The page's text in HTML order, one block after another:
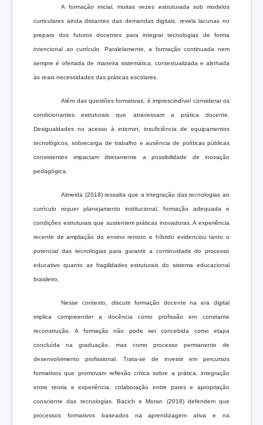
A formação inicial, muitas vezes estruturada sob modelos
curriculares ainda distantes das demandas digitais, revela lacunas no
preparo dos futuros docentes para integrar tecnologias de forma
intencional ao currículo. Paralelamente, a formação continuada nem
sempre é ofertada de maneira sistemática, contextualizada e alinhada
às reais necessidades das práticas escolares.
Além das questões formativas, é imprescindível considerar os
condicionantes estruturais que atravessam a prática docente.
Desigualdades no acesso à internet, insuficiência de equipamentos
tecnológicos, sobrecarga de trabalho e ausência de políticas públicas
consistentes impactam diretamente a possibilidade de inovação
pedagógica.
Almeida (2018) ressalta que a integração das tecnologias ao
currículo requer planejamento institucional, formação adequada e
condições estruturais que sustentem práticas inovadoras. A experiência
recente de ampliação do ensino remoto e híbrido evidenciou tanto o
potencial das tecnologias para garantir a continuidade do processo
educativo quanto as fragilidades estruturais do sistema educacional
brasileiro.
Nesse contexto, discutir formação docente na era digital
implica compreender a docência como profissão em constante
reconstrução. A formação não pode ser concebida como etapa
concluída na graduação, mas como processo permanente de
desenvolvimento profissional. Trata-se de investir em percursos
formativos que promovam reflexão crítica sobre a prática, integração
entre teoria e experiência, colaboração entre pares e apropriação
consciente das tecnologias. Bacich e Moran (2018) defendem que
processos formativos baseados na aprendizagem ativa e na